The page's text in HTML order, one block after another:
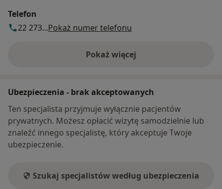
Telefon
22 273...Pokaż numer telefonu
Pokaż więcej
o adresie
Ubezpieczenia - brak akceptowanych
Ten specjalista przyjmuje wyłącznie pacjentów
prywatnych. Możesz opłacić wizytę samodzielnie lub
znaleźć innego specjalistę, który akceptuje Twoje
ubezpieczenie.
Szukaj specjalistów według ubezpieczenia